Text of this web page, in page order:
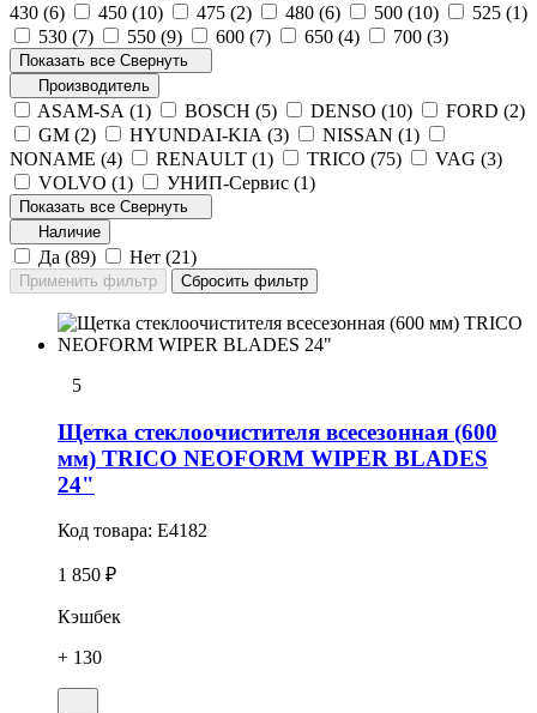
430 (6) 450 (10) 475 (2) 480 (6) 500 (10) 525 (1)
530 (7) 550 (9) 600 (7) 650 (4) 700 (3)
Показать все Свернуть
Производитель
ASAM-SA (1) BOSCH (5) DENSO (10) FORD (2)
GM (2) HYUNDAI-KIA (3) NISSAN (1)
NONAME (4) RENAULT (1) TRICO (75) VAG (3)
VOLVO (1) УНИП-Сервис (1)
Показать все Свернуть
Наличие
Да (89) Нет (21)
5
Щетка стеклоочистителя всесезонная (600
мм) TRICO NEOFORM WIPER BLADES
24"
Код товара: E4182
1 850 ₽
Кэшбек
+ 130